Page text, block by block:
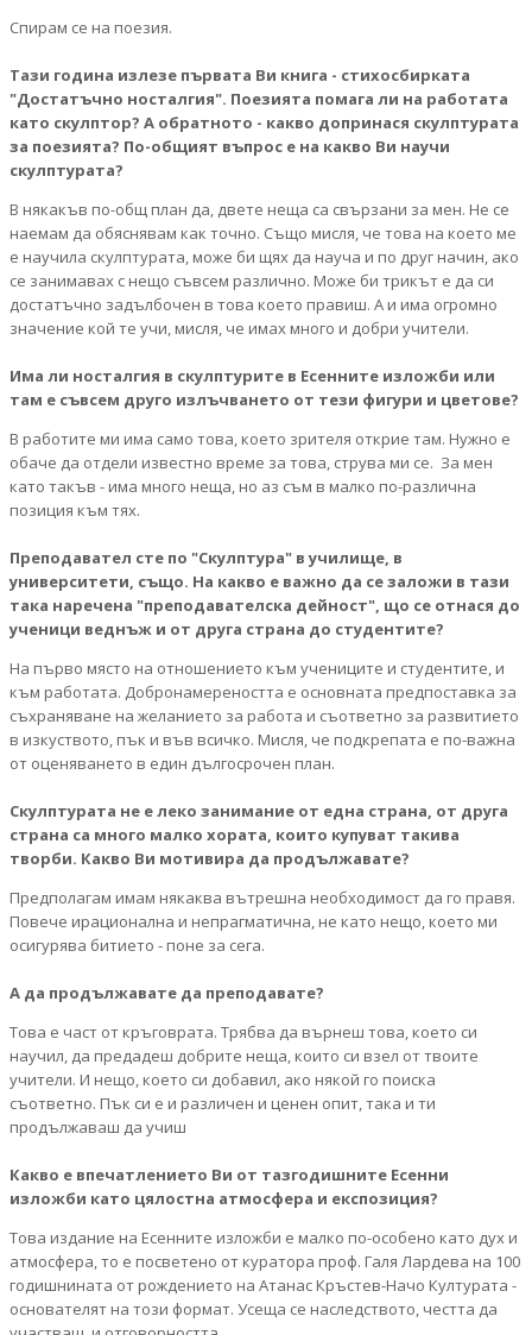
Спирам се на поезия.
Тази година излезе първата Ви книга - стихосбирката
"Достатъчно носталгия". Поезията помага ли на работата
като скулптор? А обратното - какво допринася скулптурата
за поезията? По-общият въпрос е на какво Ви научи
скулптурата?
В някакъв по-общ план да, двете неща са свързани за мен. Не се
наемам да обяснявам как точно. Също мисля, че това на което ме
е научила скулптурата, може би щях да науча и по друг начин, ако
се занимавах с нещо съвсем различно. Може би трикът е да си
достатъчно задълбочен в това което правиш. А и има огромно
значение кой те учи, мисля, че имах много и добри учители.
Има ли носталгия в скулптурите в Есенните изложби или
там е съвсем друго излъчването от тези фигури и цветове?
В работите ми има само това, което зрителя открие там. Нужно е
обаче да отдели известно време за това, струва ми се. За мен
като такъв - има много неща, но аз съм в малко по-различна
позиция към тях.
Преподавател сте по "Скулптура" в училище, в
университети, също. На какво е важно да се заложи в тази
така наречена "преподавателска дейност", що се отнася до
ученици веднъж и от друга страна до студентите?
На първо място на отношението към учениците и студентите, и
към работата. Добронамереността е основната предпоставка за
съхраняване на желанието за работа и съответно за развитието
в изкуството, пък и във всичко. Мисля, че подкрепата е по-важна
от оценяването в един дългосрочен план.
Скулптурата не е леко занимание от една страна, от друга
страна са много малко хората, които купуват такива
творби. Какво Ви мотивира да продължавате?
Предполагам имам някаква вътрешна необходимост да го правя.
Повече ирационална и непрагматична, не като нещо, което ми
осигурява битието - поне за сега.
А да продължавате да преподавате?
Това е част от кръговрата. Трябва да върнеш това, което си
научил, да предадеш добрите неща, които си взел от твоите
учители. И нещо, което си добавил, ако някой го поиска
съответно. Пък си е и различен и ценен опит, така и ти
продължаваш да учиш
Какво е впечатлението Ви от тазгодишните Есенни
изложби като цялостна атмосфера и експозиция?
Това издание на Есенните изложби е малко по-особено като дух и
атмосфера, то е посветено от куратора проф. Галя Лардева на 100
годишнината от рождението на Атанас Кръстев-Начо Културата -
основателят на този формат. Усеща се наследството, честта да